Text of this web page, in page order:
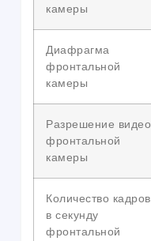
камеры
Диафрагма
фронтальной
камеры
Разрешение видео
фронтальной
камеры
Количество кадров
в секунду
фронтальной